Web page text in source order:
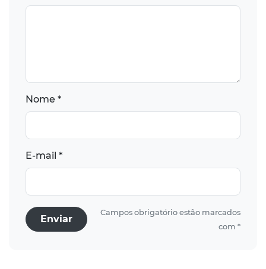
Nome *
E-mail *
Enviar
Campos obrigatório estão marcados
com *